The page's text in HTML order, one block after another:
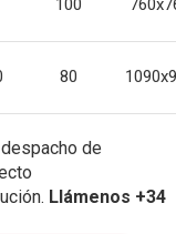
100
80
de
Llámenos +34